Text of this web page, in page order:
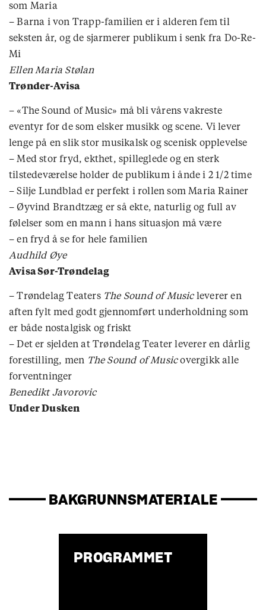
som Maria
– Barna i von Trapp-familien er i alderen fem til
seksten år, og de sjarmerer publikum i senk fra Do-Re-
Mi
Ellen Maria Stølan
Trønder-Avisa
– «The Sound of Music» må bli vårens vakreste
eventyr for de som elsker musikk og scene. Vi lever
lenge på en slik stor musikalsk og scenisk opplevelse
– Med stor fryd, ekthet, spilleglede og en sterk
tilstedeværelse holder de publikum i ånde i 2 1/2 time
– Silje Lundblad er perfekt i rollen som Maria Rainer
– Øyvind Brandtzæg er så ekte, naturlig og full av
følelser som en mann i hans situasjon må være
– en fryd å se for hele familien
Audhild Øye
Avisa Sør-Trøndelag
– Trøndelag Teaters The Sound of Musicleverer en
aften fylt med godt gjennomført underholdning som
er både nostalgisk og friskt
– Det er sjelden at Trøndelag Teater leverer en dårlig
forestilling, men The Sound of Musicovergikk alle
forventninger
Benedikt Javorovic
Under Dusken
BAKGRUNNSMATERIALE
PROGRAMMET